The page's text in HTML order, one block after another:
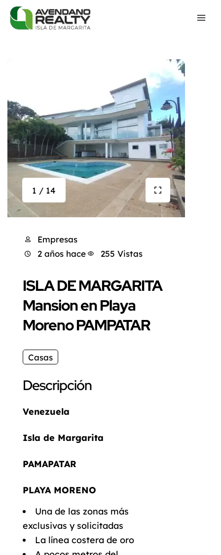
1 / 14
Empresas
2 años hace
255 Vistas
ISLA DE MARGARITA
Mansion en Playa
Moreno PAMPATAR
Casas
Descripción
Venezuela
Isla de Margarita
PAMAPATAR
PLAYA MORENO
Una de las zonas más
exclusivas y solicitadas
La línea costera de oro